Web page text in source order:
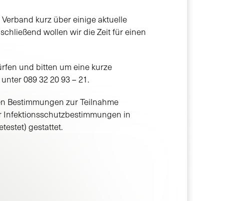
kurz über einige aktuelle
wollen wir die Zeit für einen
und bitten um eine kurze
089 32 20 93 – 21.
Bestimmungen zur Teilnahme
Infektionsschutzbestimmungen in
gestattet.